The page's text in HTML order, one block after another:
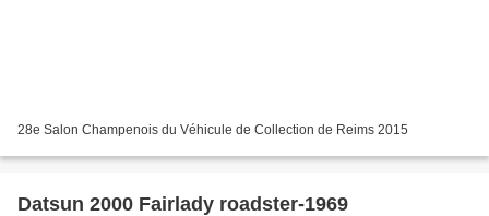
28e Salon Champenois du Véhicule de Collection de Reims 2015
Datsun 2000 Fairlady roadster-1969